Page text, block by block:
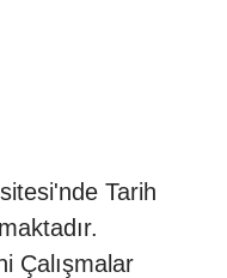
Tarih
Çalışmalar